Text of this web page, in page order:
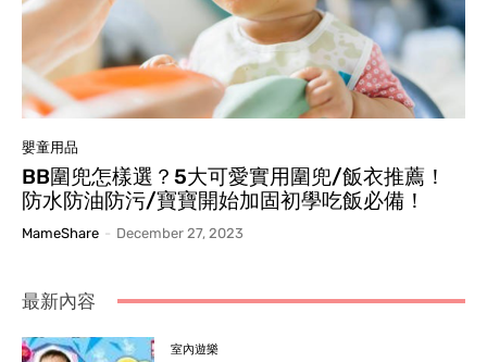
嬰童用品
BB圍兜怎樣選？5大可愛實用圍兜/飯衣推薦！
防水防油防污/寶寶開始加固初學吃飯必備！
MameShare - December 27, 2023
最新內容
室內遊樂